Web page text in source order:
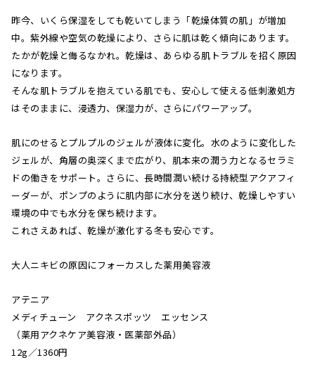
昨今、いくら保湿をしても乾いてしまう「乾燥体質の肌」が増加
中。紫外線や空気の乾燥により、さらに肌は乾く傾向にあります。
たかが乾燥と侮るなかれ。乾燥は、あらゆる肌トラブルを招く原因
になります。
そんな肌トラブルを抱えている肌でも、安心して使える低刺激処方
はそのままに、浸透力、保湿力が、さらにパワーアップ。
肌にのせるとプルプルのジェルが液体に変化。水のように変化した
ジェルが、角層の奥深くまで広がり、肌本来の潤う力となるセラミ
ドの働きをサポート。さらに、長時間潤い続ける持続型アクアフィ
ーダーが、ポンプのように肌内部に水分を送り続け、乾燥しやすい
環境の中でも水分を保ち続けます。
これさえあれば、乾燥が激化する冬も安心です。
大人ニキビの原因にフォーカスした薬用美容液
アテニア
メディチューン アクネスポッツ エッセンス
（薬用アクネケア美容液・医薬部外品）
12g／1360円